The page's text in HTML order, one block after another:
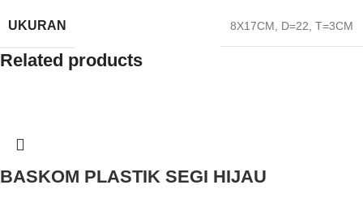
UKURAN 8X17CM D=22 T=3CM
Related products
BASKOM PLASTIK SEGI HIJAU